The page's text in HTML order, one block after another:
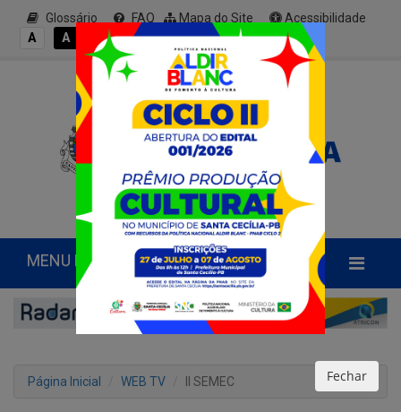
Glossário FAQ Mapa do Site
Acessibilidade
A
A A A+
MENU PRINCIPAL
Página Inicial WEB TV II SEMEC Fechar